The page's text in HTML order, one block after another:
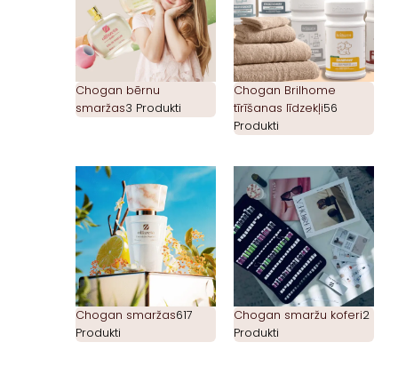
Chogan bērnu
smaržas3 Produkti
Chogan Brilhome
tīrīšanas līdzekļi56
Produkti
Chogan smaržas617
Produkti
Chogan smaržu koferi2
Produkti